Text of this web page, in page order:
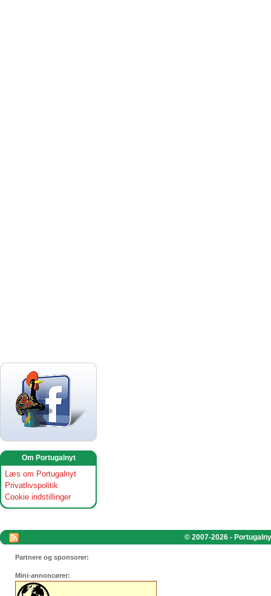
Om Portugalnyt
Læs om Portugalnyt
Privatlivspolitik
Cookie indstillinger
© 2007-2026 -
Partnere og sponsorer:
Mini-annoncører: